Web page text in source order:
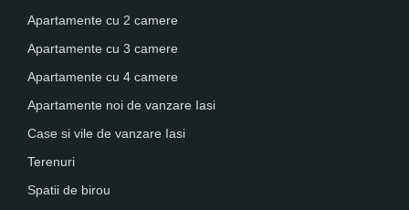
Apartamente cu 2 camere
Apartamente cu 3 camere
Apartamente cu 4 camere
Apartamente noi de vanzare Iasi
Case si vile de vanzare Iasi
Terenuri
Spatii de birou